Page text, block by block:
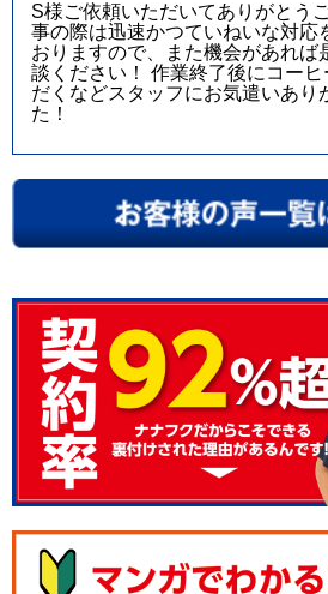
S様ご依頼いただいてありがとう
事の際は迅速かつていねいな対応
おりますので、また機会があれば
談ください！ 作業終了後にコー
だくなどスタッフにお気遣いあり
た！